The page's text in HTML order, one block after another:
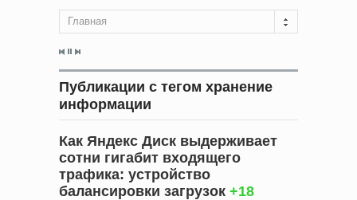
Главная
Публикации с тегом хранение
информации
Как Яндекс Диск выдерживает
сотни гигабит входящего
трафика: устройство
балансировки загрузок +18